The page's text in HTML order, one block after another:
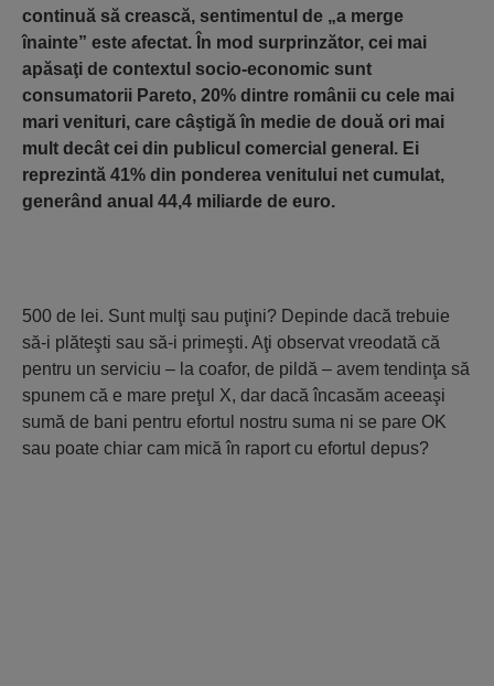
continuă să crească, sentimentul de „a merge
înainte” este afectat. În mod surprinzător, cei mai
apăsaţi de contextul socio-economic sunt
consumatorii Pareto, 20% dintre românii cu cele mai
mari venituri, care câştigă în medie de două ori mai
mult decât cei din publicul comercial general. Ei
reprezintă 41% din ponderea venitului net cumulat,
generând anual 44,4 miliarde de euro.
500 de lei. Sunt mulţi sau puţini? Depinde dacă trebuie
să-i plăteşti sau să-i primeşti. Aţi observat vreodată că
pentru un serviciu – la coafor, de pildă – avem tendinţa să
spunem că e mare preţul X, dar dacă încasăm aceeaşi
sumă de bani pentru efortul nostru suma ni se pare OK
sau poate chiar cam mică în raport cu efortul depus?